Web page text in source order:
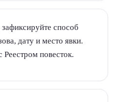
способ
дату и место явки.
Реестром повесток.